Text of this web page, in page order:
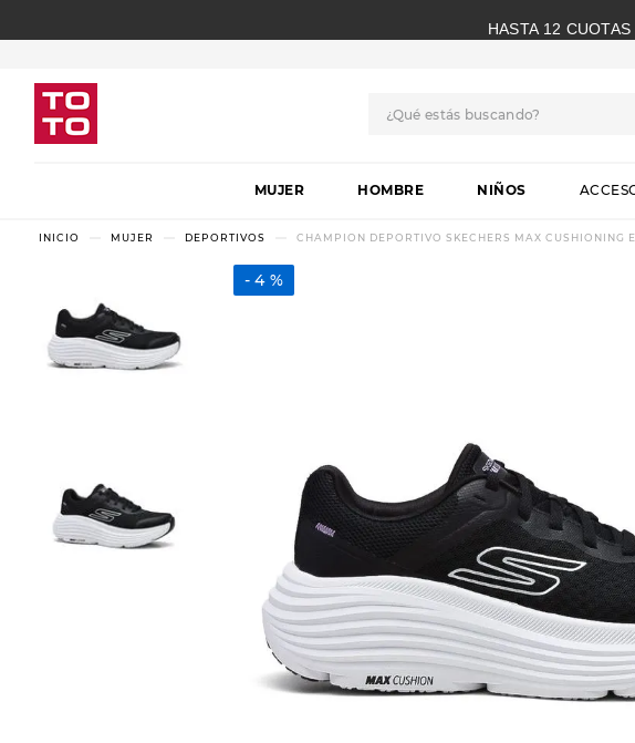
HASTA 12
MUJER HOMBRE NIÑOS
MUJER DEPORTIVOS CHAMPION DEPORTIVO SKECHERS MAX CUSHIONING
4 %
1.
botas
.
skechers
3
hitec
.
slip-ins
10
botas dama